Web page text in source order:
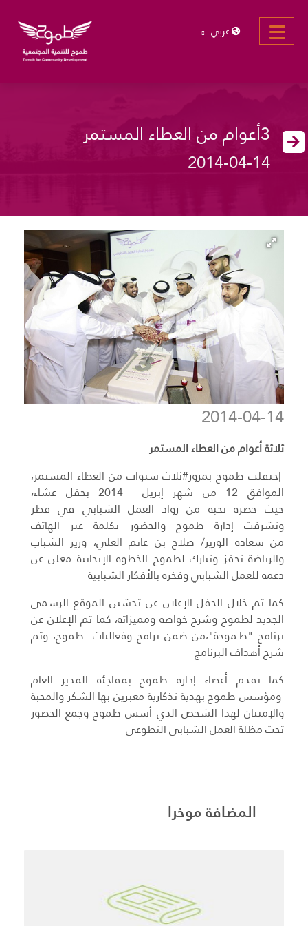
عربي
3أعوام من العطاء المستمر
2014-04-14
2014-04-14
ثلاثة أعوام من العطاء المستمر
إحتفلت طموح بمرور#ثلاث سنوات من العطاء المستمر،
الموافق 12 من شهر إبريل 2014 بحفل عشاء،
حيث حضره نخبة من رواد العمل الشبابي في قطر
وتشرفت إدارة طموح والحضور بكلمة عبر الهاتف
من سعادة الوزير/ صلاح بن غانم العلي، وزير الشباب
والرياضة تحفز وتبارك لطموح الخطوه الإيجابية معلن عن
دعمه للعمل الشبابي وفخره بالأفكار الشبابية
كما تم خلال الحفل الإعلان عن تدشين الموقع الرسمي
الجديد لطموح وشرح خواصه ومميزاته، كما تم الإعلان عن
برنامج "طَـموحة"،من ضمن برامج وفعاليات طموح، وتم
شرح أهداف البرنامج
كما تقدم أعضاء إدارة طموح بمفاجئة المدير العام
ومؤسس طموح بهدية تذكارية معبرين بها الشكر والمحبة
والإمتنان لهذا الشخص الذي أسس طموح وجمع الحضور
تحت مظلة العمل الشبابي التطوعي
المضافة موخرا